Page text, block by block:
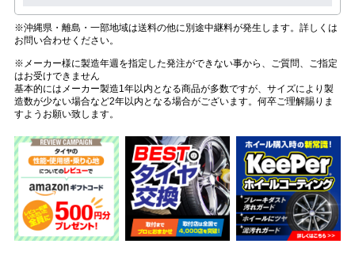
※沖縄県・離島・一部地域は送料の他に別途中継料が発生します。詳しくは
お問い合わせください。
※メーカー様に製造年週を指定した発注ができない事から、ご質問、ご指定
はお受けできません
基本的にはメーカー製造1年以内となる商品が多数ですが、サイズにより製
造数が少ない場合など2年以内となる場合がございます。何卒ご理解賜りま
すようお願い致します。